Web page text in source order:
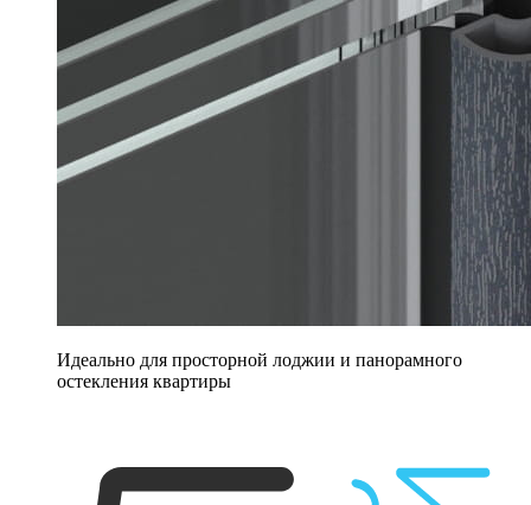
Идеально для просторной лоджии и панорамного
остекления квартиры